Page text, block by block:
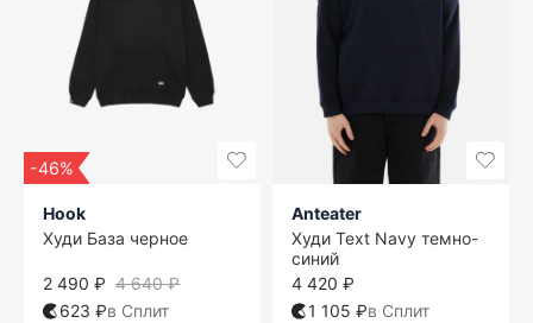
-46%
Hook
Худи База черное
4 640 ₽
2 490 ₽
623 ₽в Сплит
Anteater
Худи Text Navy темно-
синий
4 420 ₽
1 105 ₽в Сплит